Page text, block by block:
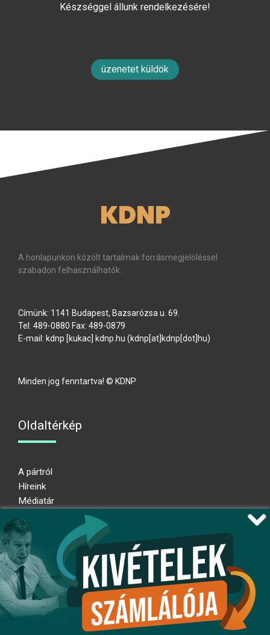
Készséggel állunk rendelkezésére!
üzenetet küldök
KDNP
A honlapunkon közölt tartalmak forrásmegjelöléssel
szabadon felhasználhatók.
Címünk: 1141 Budapest, Bazsarózsa u. 69.
Tel: 489-0880 Fax: 489-0879
E-mail: kdnp [kukac] kdnp hu (kdnp[at]kdnp[dot]hu)
Minden jog fenntartva! © KDNP
Oldaltérkép
A pártról
Híreink
Médiatár
Adatkezelési nyilatkozat
Átláthatósági nyilatkozat
Ugrás az oldal tetejére
Kövessen minket!